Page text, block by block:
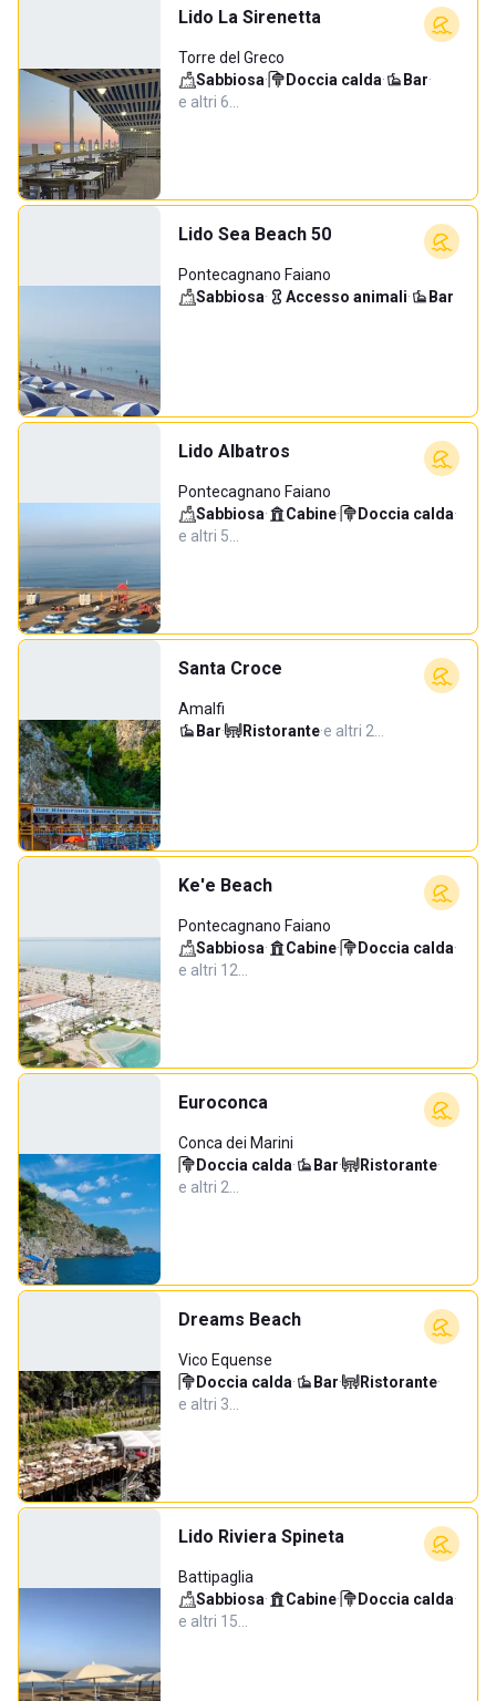
Lido La Sirenetta
Torre del Greco
Sabbiosa· Doccia calda· Bar·
e altri 6…
Lido Sea Beach 50
Pontecagnano Faiano
Sabbiosa· Accesso animali· Bar
Lido Albatros
Pontecagnano Faiano
Sabbiosa· Cabine· Doccia calda·
e altri 5…
Santa Croce
Amalfi
Bar· Ristorante·e altri 2…
Ke'e Beach
Pontecagnano Faiano
Sabbiosa· Cabine· Doccia calda·
e altri 12…
Euroconca
Conca dei Marini
Doccia calda· Bar· Ristorante·
e altri 2…
Dreams Beach
Vico Equense
Doccia calda· Bar· Ristorante·
e altri 3…
Lido Riviera Spineta
Battipaglia
Sabbiosa· Cabine· Doccia calda·
e altri 15…